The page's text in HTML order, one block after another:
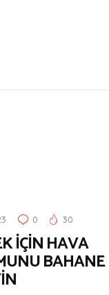
0 30
İÇİN HAVA
BAHANE